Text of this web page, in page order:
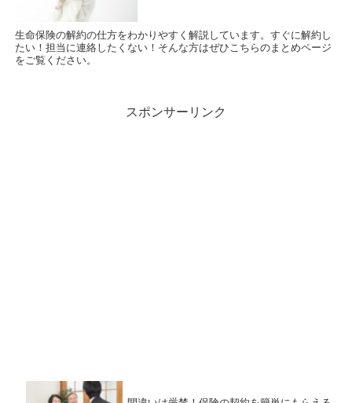
生命保険の解約の仕方をわかりやすく解説しています。すぐに解約し
たい！担当に連絡したくない！そんな方はぜひこちらのまとめページ
をご覧ください。
スポンサーリンク